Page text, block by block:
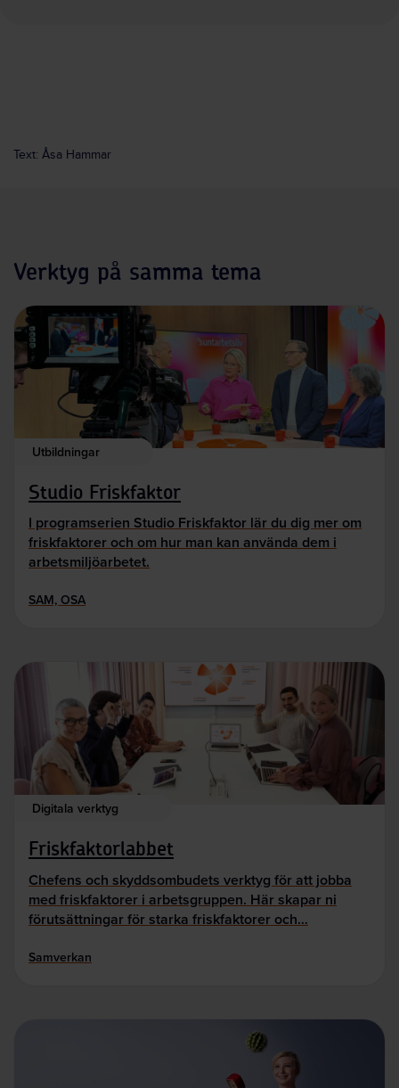
Text: Åsa Hammar
Verktyg på samma tema
Utbildningar
Studio Friskfaktor
I programserien Studio Friskfaktor lär du dig mer om
friskfaktorer och om hur man kan använda dem i
arbetsmiljöarbetet.
SAM, OSA
Digitala verktyg
Friskfaktorlabbet
Chefens och skyddsombudets verktyg för att jobba
med friskfaktorer i arbetsgruppen. Här skapar ni
förutsättningar för starka friskfaktorer och…
Samverkan